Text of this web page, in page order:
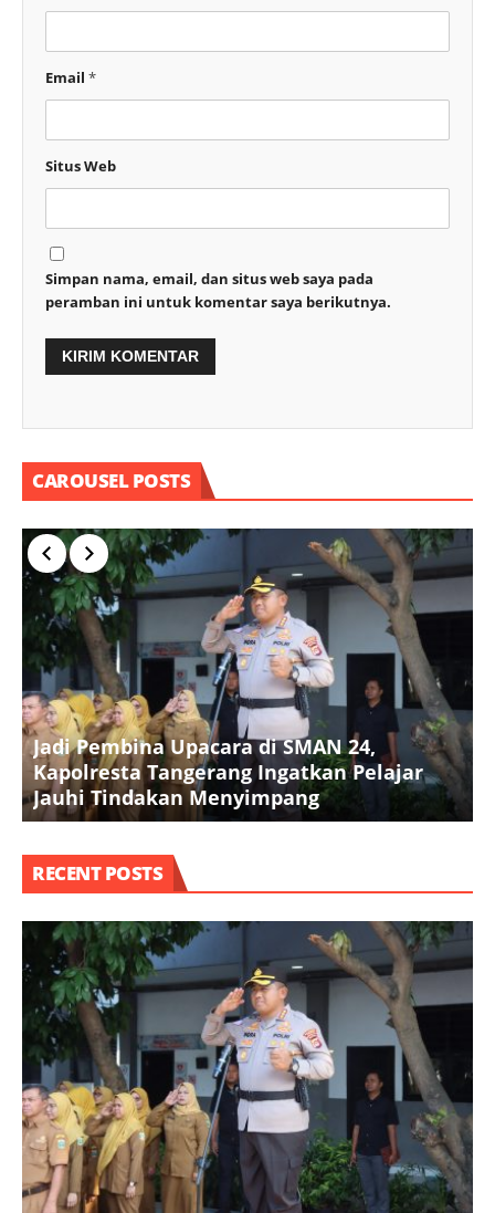
Email *
Situs Web
Simpan nama, email, dan situs web saya pada
peramban ini untuk komentar saya berikutnya.
CAROUSEL POSTS
Jadi Pembina Upacara di SMAN 24,
Kapolresta Tangerang Ingatkan Pelajar
Jauhi Tindakan Menyimpang
RECENT POSTS